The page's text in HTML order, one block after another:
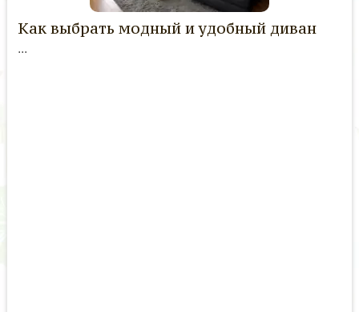
Как выбрать модный и удобный диван
...